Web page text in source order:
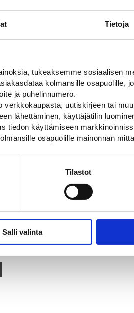
Tietoja
tukeaksemme sosiaalisen
kolmansille osapuolille,
ja puhelinnumero.
uutiskirjeen tai
lähettäminen, käyttäjätilin
tiedon käyttämiseen
osapuolille mainonnan
Tilastot
Salli valinta
Taipuisat City pollarit
Jislon taipuisa CE-hyväksytty pollari
kaupunkikäyttöön
Alkaen 201,00€